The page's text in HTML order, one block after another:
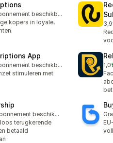
Gratis abonnement beschikbaar
kopers in loyale,
3,9
23
App
Gratis abonnement beschikbaar
stimuleren met
1,0
1
Gratis abonnement beschikbaar
terugkerende
betaald